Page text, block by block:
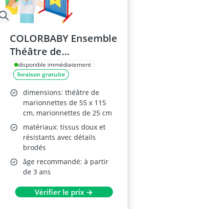
COLORBABY Ensemble
Théâtre de
Marionnettes Les
Trois Petits Cochons
39169
disponible immédiatement
livraison gratuite
dimensions: théâtre de
marionnettes de 55 x 115
cm, marionnettes de 25 cm
matériaux: tissus doux et
résistants avec détails
brodés
âge recommandé: à partir
de 3 ans
Vérifier le prix →